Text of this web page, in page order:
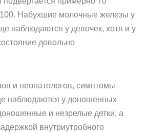
Набухшие молочные железы у
наблюдаются у девочек, хотя и у
довольно
и неонатологов, симптомы
наблюдаются у доношенных
и незрелые детки, а
внутриутробного